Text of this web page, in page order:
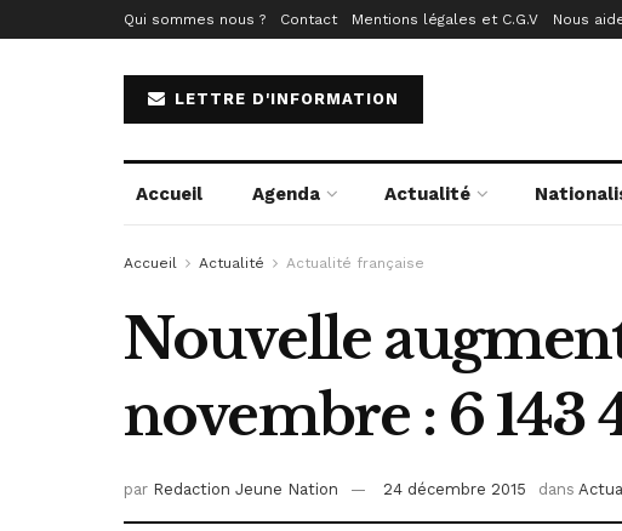
Qui sommes nous ? Contact Mentions légales et C.G.V Nous
LETTRE D'INFORMATION
Accueil Agenda Actualité
Accueil Actualité Actualité française
Nouvelle
novembre : 6 143
par Redaction Jeune Nation 24 décembre 2015 dans